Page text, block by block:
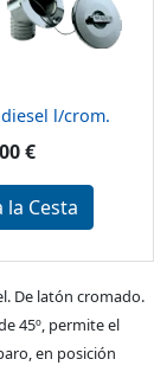
l/crom.
€
la Cesta
De latón cromado.
45º, permite el
en posición